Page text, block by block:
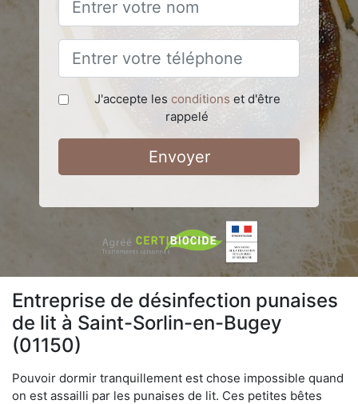
J'accepte les conditions et d'être
rappelé
Envoyer
Entreprise de désinfection punaises
de lit à Saint-Sorlin-en-Bugey
(01150)
Pouvoir dormir tranquillement est chose impossible quand
on est assailli par les punaises de lit. Ces petites bêtes